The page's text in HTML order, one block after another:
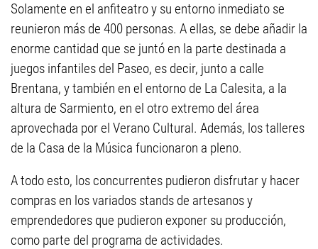
Solamente en el anfiteatro y su entorno inmediato se
reunieron más de 400 personas. A ellas, se debe añadir la
enorme cantidad que se juntó en la parte destinada a
juegos infantiles del Paseo, es decir, junto a calle
Brentana, y también en el entorno de La Calesita, a la
altura de Sarmiento, en el otro extremo del área
aprovechada por el Verano Cultural. Además, los talleres
de la Casa de la Música funcionaron a pleno.
A todo esto, los concurrentes pudieron disfrutar y hacer
compras en los variados stands de artesanos y
emprendedores que pudieron exponer su producción,
como parte del programa de actividades.